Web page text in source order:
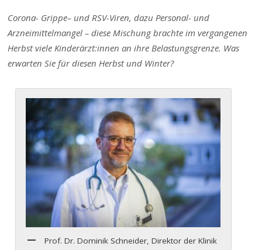
Corona- Grippe– und RSV-Viren, dazu Personal- und
Arzneimittelmangel – diese Mischung brachte im vergangenen
Herbst viele Kinderärzt:innen an ihre Belastungsgrenze. Was
erwarten Sie für diesen Herbst und Winter?
Prof. Dr. Dominik Schneider, Direktor der Klinik